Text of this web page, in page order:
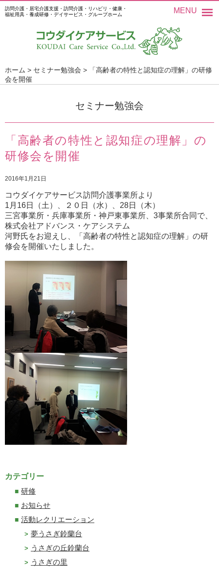
訪問介護・居宅介護支援・訪問介護・リハビリ・健康・
福祉用具・養成研修・デイサービス・グループホーム
MENU
ホーム > セミナー勉強会 >
「高齢者の特性と認知症の理解」の研修
会を開催
セミナー勉強会
「高齢者の特性と認知症の理解」の
研修会を開催
2016年1月21日
コウダイケアサービス訪問介護事業所より
1月16日（土）、２０日（水）、28日（木）
三宮事業所・兵庫事業所・神戸東事業所、3事業所合同で、
株式会社アドバンス・ケアシステム
河野氏をお迎えし、「高齢者の特性と認知症の理解」の研
修会を開催いたしました。
カテゴリー
研修
お知らせ
活動レクリエーション
夢うさぎ鈴蘭台
うさぎの丘鈴蘭台
うさぎの里